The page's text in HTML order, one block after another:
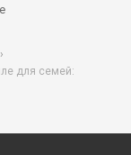
для семей: